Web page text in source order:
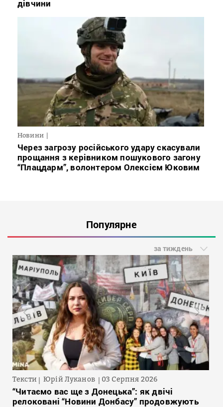
дівчини
Новини
Через загрозу російського удару скасували
прощання з керівником пошукового загону
“Плацдарм”, волонтером Олексієм Юковим
Популярне
за тиждень
Тексти Юрій Луканов 03 Серпня 2026
“Читаємо вас ще з Донецька”: як двічі
релоковані “Новини Донбасу” продовжують